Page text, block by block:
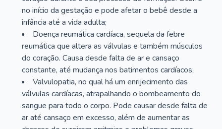
no início da gestação e pode afetar o bebê desde a
infância até a vida adulta;
Doença reumática cardíaca, sequela da febre
reumática que altera as válvulas e também músculos
do coração. Causa desde falta de ar e cansaço
constante, até mudança nos batimentos cardíacos;
Valvulopatia, no qual há um enrijecimento das
válvulas cardíacas, atrapalhando o bombeamento do
sangue para todo o corpo. Pode causar desde falta de
ar até cansaço em excesso, além de aumentar as